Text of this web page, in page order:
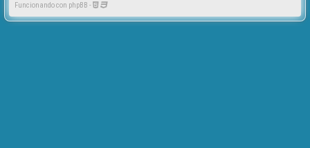
Funcionando con phpBB -